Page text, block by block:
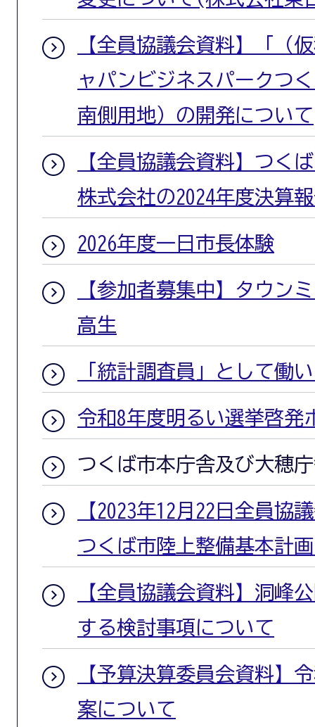
【全員協議会資料】「（
ャパンビジネスパークつ
南側用地）の開発について
【全員協議会資料】つく
株式会社の2024年度決算
2026年度一日市長体験
【参加者募集中】タウン
高生
「統計調査員」として働
令和8年度明るい選挙啓発
つくば市本庁舎及び大穂
【2023年12月22日全員協
つくば市陸上整備基本計
【全員協議会資料】洞峰
する検討事項について
【予算決算委員会資料】
案について